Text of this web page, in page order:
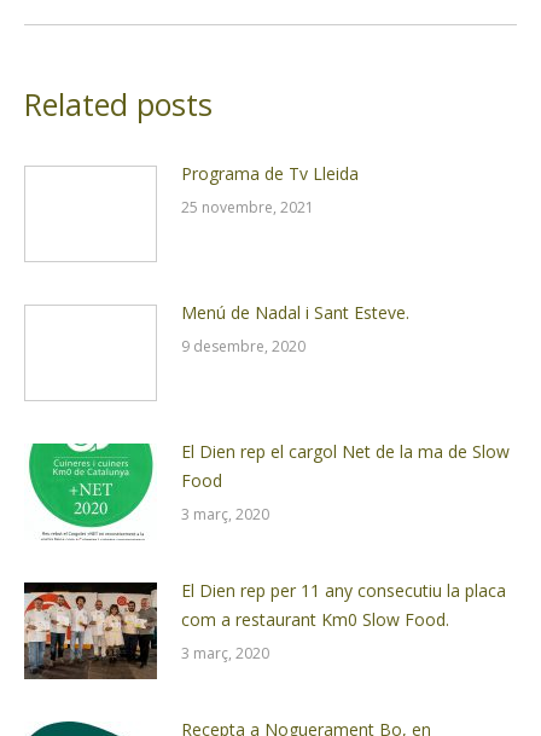
Related posts
Programa de Tv Lleida
25 novembre, 2021
Menú de Nadal i Sant Esteve.
9 desembre, 2020
El Dien rep el cargol Net de la ma de Slow
Food
3 març, 2020
El Dien rep per 11 any consecutiu la placa
com a restaurant Km0 Slow Food.
3 març, 2020
Recepta a Noguerament Bo, en